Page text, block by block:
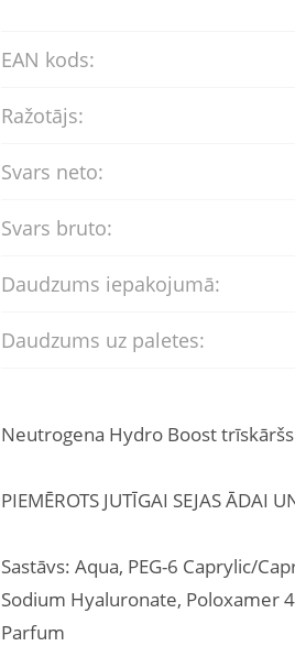
EAN kods:
Ražotājs:
Svars neto:
Svars bruto:
Daudzums iepakojumā:
Daudzums uz paletes:
Neutrogena Hydro Boost
PIEMĒROTS JUTĪGAI SEJAS ĀDAI
Sastāvs: Aqua, PEG-6 Caprylic/
Sodium Hyaluronate, Poloxamer
Parfum